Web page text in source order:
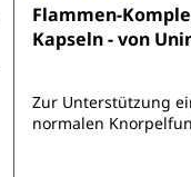
4.6 von 5 Sternen
Durchschnittliche
Flammen-
Kapseln - von
Zur Unterstützung
normalen